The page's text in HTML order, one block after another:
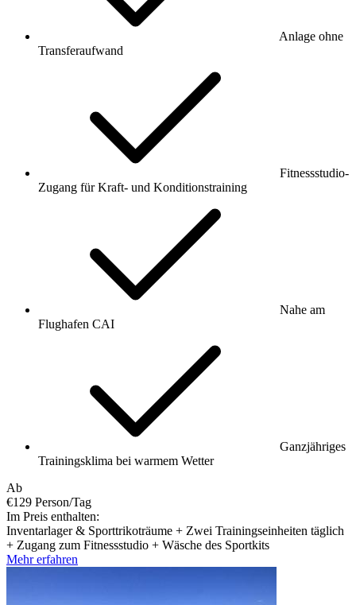
Anlage ohne
Transferaufwand
Fitnessstudio-
Zugang für Kraft- und Konditionstraining
Nahe am
Flughafen CAI
Ganzjähriges
Trainingsklima bei warmem Wetter
Ab
€129 Person/Tag
Im Preis enthalten:
Inventarlager & Sporttrikoträume + Zwei Trainingseinheiten täglich
+ Zugang zum Fitnessstudio + Wäsche des Sportkits
Mehr erfahren